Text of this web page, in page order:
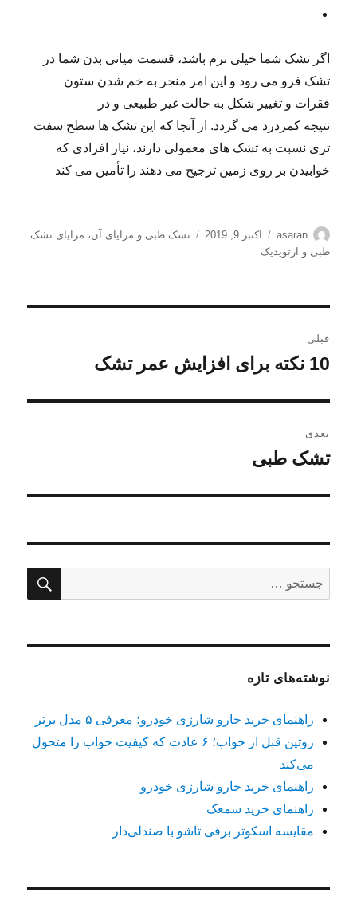
اگر تشک شما خیلی نرم باشد، قسمت میانی بدن شما در
تشک فرو می رود و این امر منجر به خم شدن ستون
فقرات و تغییر شکل به حالت غیر طبیعی و در
نتیجه کمردرد می گردد. از آنجا که این تشک ها سطح سفت
تری نسبت به تشک های معمولی دارند، نیاز افرادی که
خوابیدن بر روی زمین ترجیح می دهند را تأمین می کند
نویسنده
asaran
ارسال
شده
اکتبر 9, 2019 برچسب‌ها
تشک طبی و مزایای آن، مزایای تشک
طبی و ارتوپدیک
نوشته
قبلی
نوشته
10 نکته برای افزایش عمر تشک
بعدی
نوشته
تشک طبی
برای:
نوشته‌های تازه
راهنمای خرید جارو شارژی خودرو؛ معرفی ۵ مدل برتر
روتین قبل از خواب؛ ۶ عادت که کیفیت خواب را متحول
می‌کند
راهنمای خرید جارو شارژی خودرو
راهنمای خرید سمعک
مقایسه اسکوتر برقی تاشو با صندلی‌دار